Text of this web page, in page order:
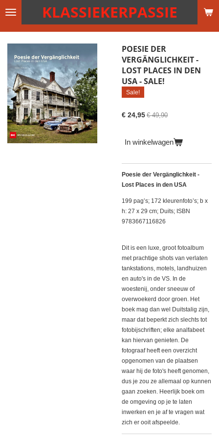
Ga
KLASSIEKERPASSIE
POESIE DER
VERGÄNGLICHKEIT -
LOST PLACES IN DEN
USA - SALE!
Sale!
€ 24,95 € 49,90
In winkelwagen
Poesie der Vergänglichkeit -
Lost Places in den USA
199 pag’s; 172 kleurenfoto’s; b x
h: 27 x 29 cm; Duits; ISBN
9783667116826
Dit is een luxe, groot fotoalbum
met prachtige shots van verlaten
tankstations, motels, landhuizen
en auto's in de VS. In de
woestenij, onder sneeuw of
overwoekerd door groen. Het
boek mag dan wel Duitstalig zijn,
maar dat beperkt zich slechts tot
fotobijschriften; elke analfabeet
kan hiervan genieten. De
fotograaf heeft een overzicht
opgenomen van de plaatsen
waar hij de foto's heeft genomen,
dus je zou ze allemaal op kunnen
gaan zoeken. Heerlijk boek om
de omgeving op je te laten
inwerken en je af te vragen wat
zich er ooit afspeelde.